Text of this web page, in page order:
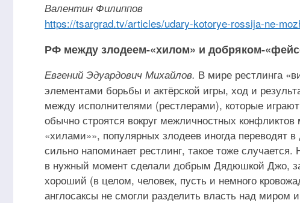
Валентин Филиппов
https://tsargrad.tv/articles/udary-kotorye-rossija-ne-
РФ между злодеем-«хилом» и добряком-
Евгений Эдуардович Михайлов. В мире рестлинга
элементами борьбы и актёрской игры, ход и
между исполнителями (рестлерами), которые
обычно строятся вокруг межличностных
«хилами»», популярных злодеев иногда переводят
сильно напоминает рестлинг, такое тоже
в нужный момент сделали добрым Дядюшкой Джо,
хороший (в целом, человек, пусть и немного
англосаксы не смогли разделить власть над